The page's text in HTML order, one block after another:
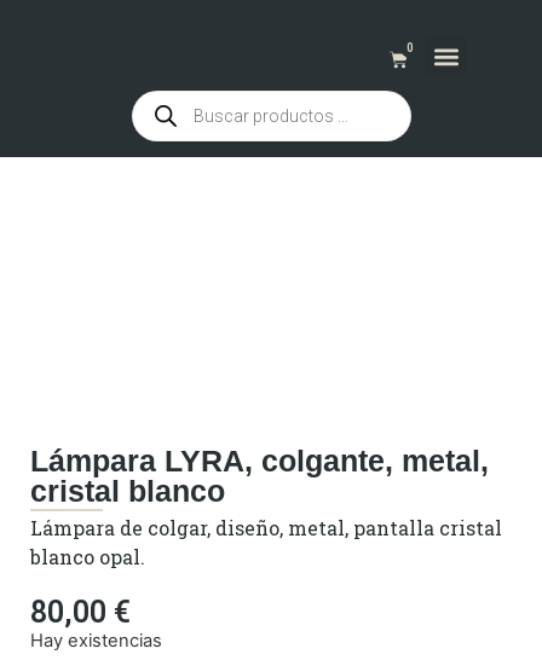
0
Lámpara LYRA, colgante, metal,
cristal blanco
Lámpara de colgar, diseño, metal, pantalla cristal
blanco opal.
80,00 €
Hay existencias